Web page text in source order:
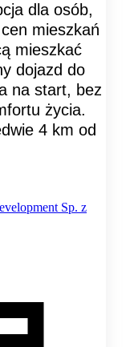
dla osób,
mieszkań
mieszkać
dojazd do
na start, bez
życia.
4 km od
Sp. z